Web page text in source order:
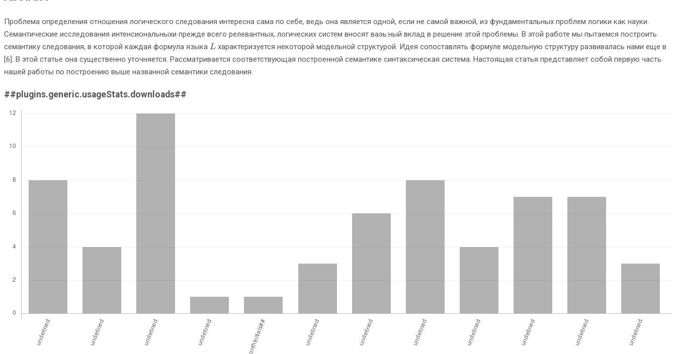
Проблема определения отношения логического следования интересна сама по себе, ведь она является одной, если не самой важной, из фундаментальных проблем логики как науки.
Семантические исследования интенсиональныхи прежде всего релевантных, логических систем вносят ваэь:ный вклад в решение этой проблемы. В этой работе мы пытаемся построить
семантику следования, в которой каждая формула языка L
L характеризуется некоторой модельной структурой. Идея сопоставлять формуле модельную структуру развивалась нами еще в
[6]. В этой статье она существенно уточняется. Рассматривается соответствующая построенной семантике синтаксическая система. Настоящая статья представляет собой первую часть
нашей работы по построению выше названной семантики следования.
##plugins.generic.usageStats.downloads##